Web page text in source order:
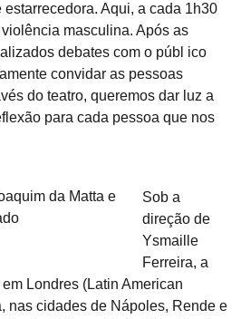
Aqui, a cada 1h30
masculina. Após as
debates com o públ ico
convidar as pessoas
do teatro, queremos dar luz a
para cada pessoa que nos
da Matta e
Sob a
direção de
Ysmaille
Ferreira, a
Londres (Latin American
nas cidades de Nápoles, Rende e